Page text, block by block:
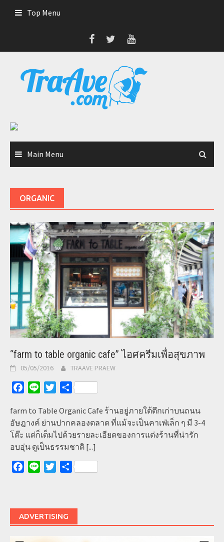
Top Menu
Main Menu
ORGANIC
“farm to table organic cafe” ไอศครีมเพื่อสุขภาพ
05/05/2016 TRAAVE PRAEW
Facebook
Line TwitterShare
farm to Table Organic Cafe ร้านอยู่ภายใต้ตึกเก่าบนถนน
อัษฎางค์ ย่านปากคลองตลาด ที่แม้จะเป็นคาเฟ่เล็ก ๆ มี 3-4
โต๊ะ แต่ก็เต็มไปด้วยรายละเอียดของการแต่งร้านที่น่ารัก
อบอุ่น ดูเป็นธรรมชาติ [...]
Facebook
Line TwitterShare
ADVERTISING